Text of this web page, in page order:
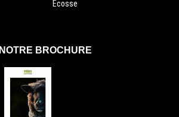
Écosse
NOTRE BROCHURE